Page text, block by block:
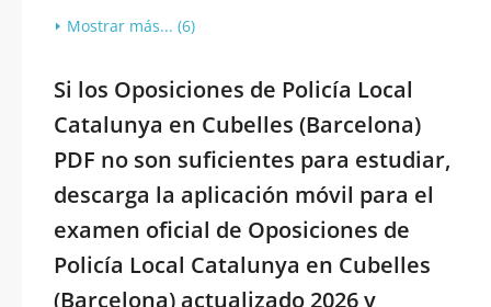
Mostrar más... (6)
Si los Oposiciones de Policía Local
Catalunya en Cubelles (Barcelona)
PDF no son suficientes para estudiar,
descarga la aplicación móvil para el
examen oficial de Oposiciones de
Policía Local Catalunya en Cubelles
(Barcelona) actualizado 2026 y